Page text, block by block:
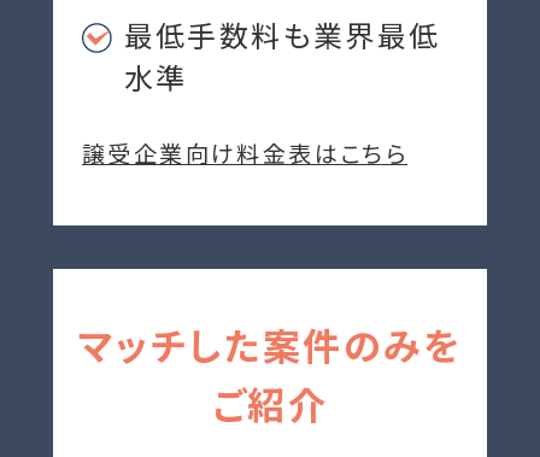
最低手数料も業界最低
水準
譲受企業向け料金表はこちら
マッチした案件のみを
ご紹介